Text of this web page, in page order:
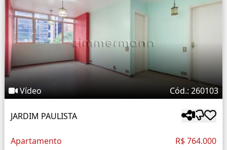
Vídeo Cód.: 260103
JARDIM PAULISTA
Apartamento R$ 764.000